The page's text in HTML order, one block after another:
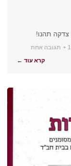
צדקה תהנו!
תגובה אחת
קרא עוד ←